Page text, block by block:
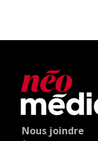
Nous joindre